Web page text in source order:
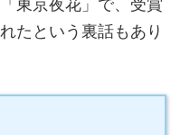
東京夜花」で、受賞
たという裏話もあり